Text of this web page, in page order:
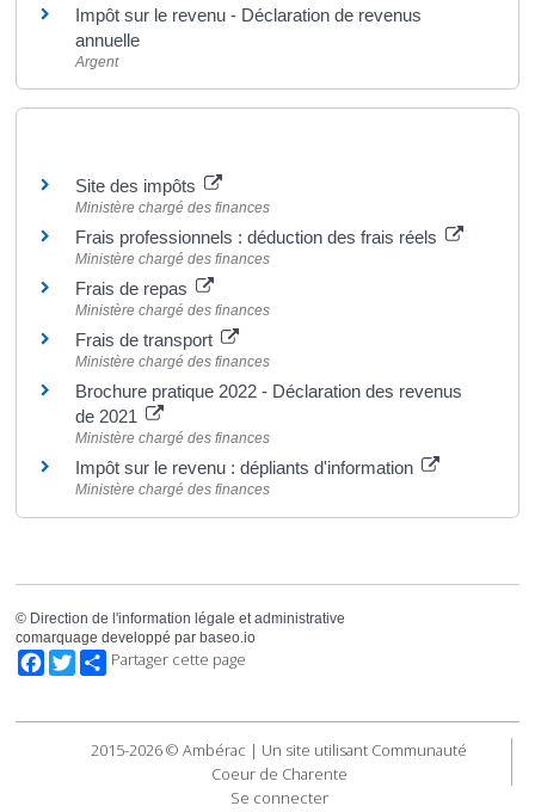
Impôt sur le revenu - Déclaration de revenus
annuelle
Argent
Site des impôts
Ministère chargé des finances
Frais professionnels : déduction des frais réels
Ministère chargé des finances
Frais de repas
Ministère chargé des finances
Frais de transport
Ministère chargé des finances
Brochure pratique 2022 - Déclaration des revenus
de 2021
Ministère chargé des finances
Impôt sur le revenu : dépliants d'information
Ministère chargé des finances
© Direction de l'information légale et administrative
comarquage developpé par baseo.io
Facebook
TwitterPartager cette page
2015-2026 © Ambérac | Un site utilisant Communauté
Coeur de Charente
Se connecter